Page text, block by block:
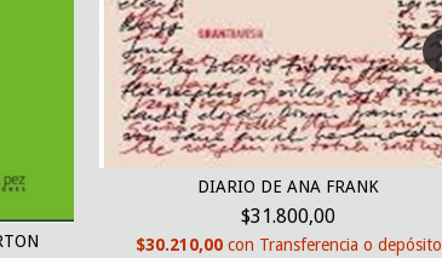
DIARIO DE ANA FRANK
$31.800,00
$30.210,00 con Transferencia o depósito